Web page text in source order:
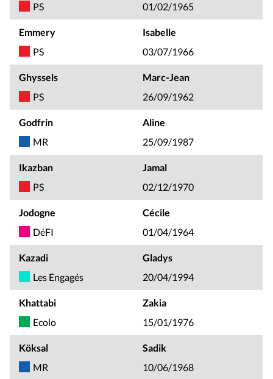
PS
01/02/1965
Emmery
Isabelle
PS
03/07/1966
Ghyssels
Marc-Jean
PS
26/09/1962
Godfrin
Aline
MR
25/09/1987
Ikazban
Jamal
PS
02/12/1970
Jodogne
Cécile
DéFI
01/04/1964
Kazadi
Gladys
Les Engagés
20/04/1994
Khattabi
Zakia
Ecolo
15/01/1976
Köksal
Sadik
MR
10/06/1968